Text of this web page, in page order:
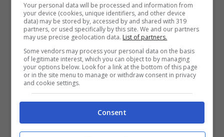
Your personal data will be processed and information from
your device (cookies, unique identifiers, and other device
data) may be stored by, accessed by and shared with 319
partners, or used specifically by this site. We and our partners
may use precise geolocation data. List of partners.
Some vendors may process your personal data on the basis
of legitimate interest, which you can object to by managing
your options below. Look for a link at the bottom of this page
or in the site menu to manage or withdraw consent in privacy
and cookie settings.
Consent